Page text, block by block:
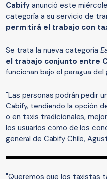
Cabify anunció este
categoría a su servicio de
permitirá el trabajo con
Se trata la nueva categoría
el trabajo conjunto entre
funcionan bajo el paragua del
"Las personas podrán pedir
Cabify, tendiendo la opción
o en taxis tradicionales,
los usuarios como de los
general de Cabify Chile,
"Queremos que los taxistas